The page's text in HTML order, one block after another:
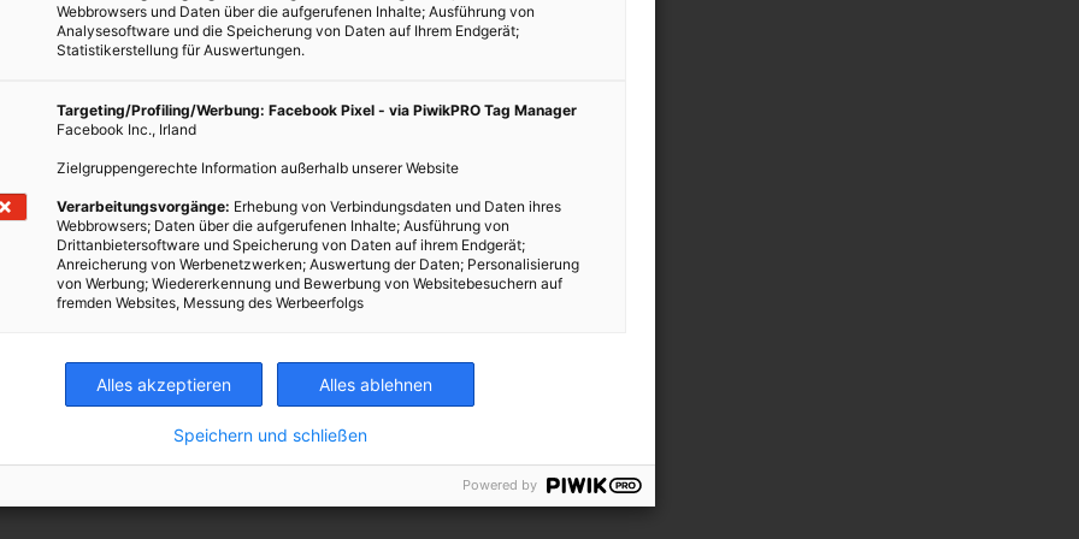
rund um den Einsatz von Solarenergie, Windkraft
zur Förderung der Sicherheit im Straßenverkehr. Mit folgenden
mehr Artikel in diesem Themenbereich für Einsteiger bis zu
Effizienz der Solaranlagen in Florida
nimmt ab
Webbrowsers und Daten über die aufgerufenen Inhalte; Ausführung von
Analysesoftware und die Speicherung von Daten auf Ihrem Endgerät;
Statistikerstellung für Auswertungen.
Targeting/Profiling/Werbung: Facebook Pixel - via PiwikPRO Tag Manager
Facebook Inc., Irland
Zielgruppengerechte Information außerhalb unserer Website
Verarbeitungsvorgänge: Erhebung von Verbindungsdaten und Daten ihres
Webbrowsers; Daten über die aufgerufenen Inhalte; Ausführung von
Drittanbietersoftware und Speicherung von Daten auf ihrem Endgerät;
Anreicherung von Werbenetzwerken; Auswertung der Daten; Personalisierung
von Werbung; Wiedererkennung und Bewerbung von Websitebesuchern auf
fremden Websites, Messung des Werbeerfolgs
Alles akzeptieren Alles ablehnen
Speichern und schließen
Powered by